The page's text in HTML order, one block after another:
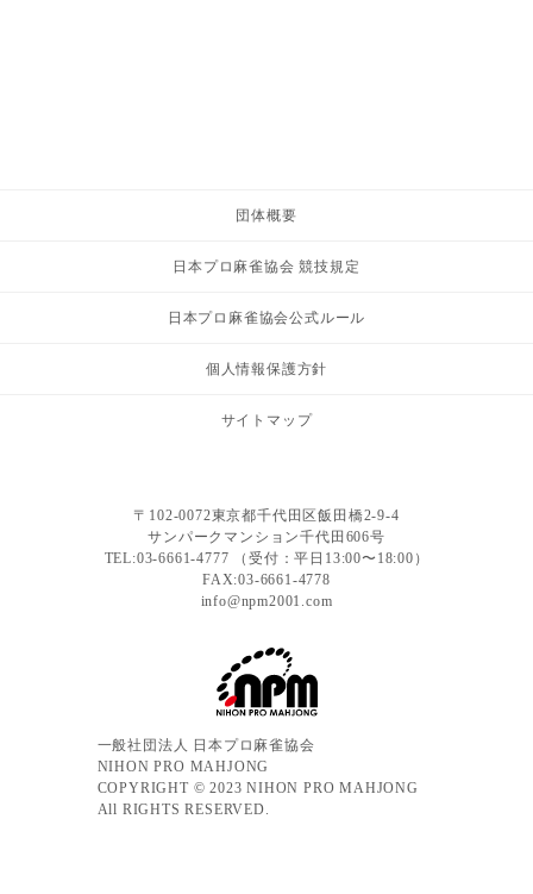
団体概要
日本プロ麻雀協会 競技規定
日本プロ麻雀協会公式ルール
個人情報保護方針
サイトマップ
〒102-0072東京都千代田区飯田橋2-9-4
サンパークマンション千代田606号
TEL:03-6661-4777 （受付：平日13:00〜18:00）
FAX:03-6661-4778
info@npm2001.com
一般社団法人 日本プロ麻雀協会
NIHON PRO MAHJONG
COPYRIGHT © 2023 NIHON PRO MAHJONG
All RIGHTS RESERVED.